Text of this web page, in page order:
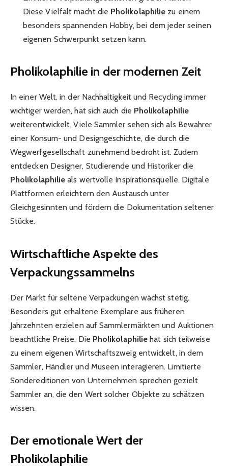
Diese Vielfalt macht die Pholikolaphilie zu einem
besonders spannenden Hobby, bei dem jeder seinen
eigenen Schwerpunkt setzen kann.
Pholikolaphilie in der modernen Zeit
In einer Welt, in der Nachhaltigkeit und Recycling immer
wichtiger werden, hat sich auch die Pholikolaphilie
weiterentwickelt. Viele Sammler sehen sich als Bewahrer
einer Konsum- und Designgeschichte, die durch die
Wegwerfgesellschaft zunehmend bedroht ist. Zudem
entdecken Designer, Studierende und Historiker die
Pholikolaphilie als wertvolle Inspirationsquelle. Digitale
Plattformen erleichtern den Austausch unter
Gleichgesinnten und fördern die Dokumentation seltener
Stücke.
Wirtschaftliche Aspekte des
Verpackungssammelns
Der Markt für seltene Verpackungen wächst stetig.
Besonders gut erhaltene Exemplare aus früheren
Jahrzehnten erzielen auf Sammlermärkten und Auktionen
beachtliche Preise. Die Pholikolaphilie hat sich teilweise
zu einem eigenen Wirtschaftszweig entwickelt, in dem
Sammler, Händler und Museen interagieren. Limitierte
Sondereditionen von Unternehmen sprechen gezielt
Sammler an, die den Wert solcher Objekte zu schätzen
wissen.
Der emotionale Wert der
Pholikolaphilie